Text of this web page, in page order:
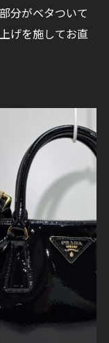
分がベタついて
げを施してお直